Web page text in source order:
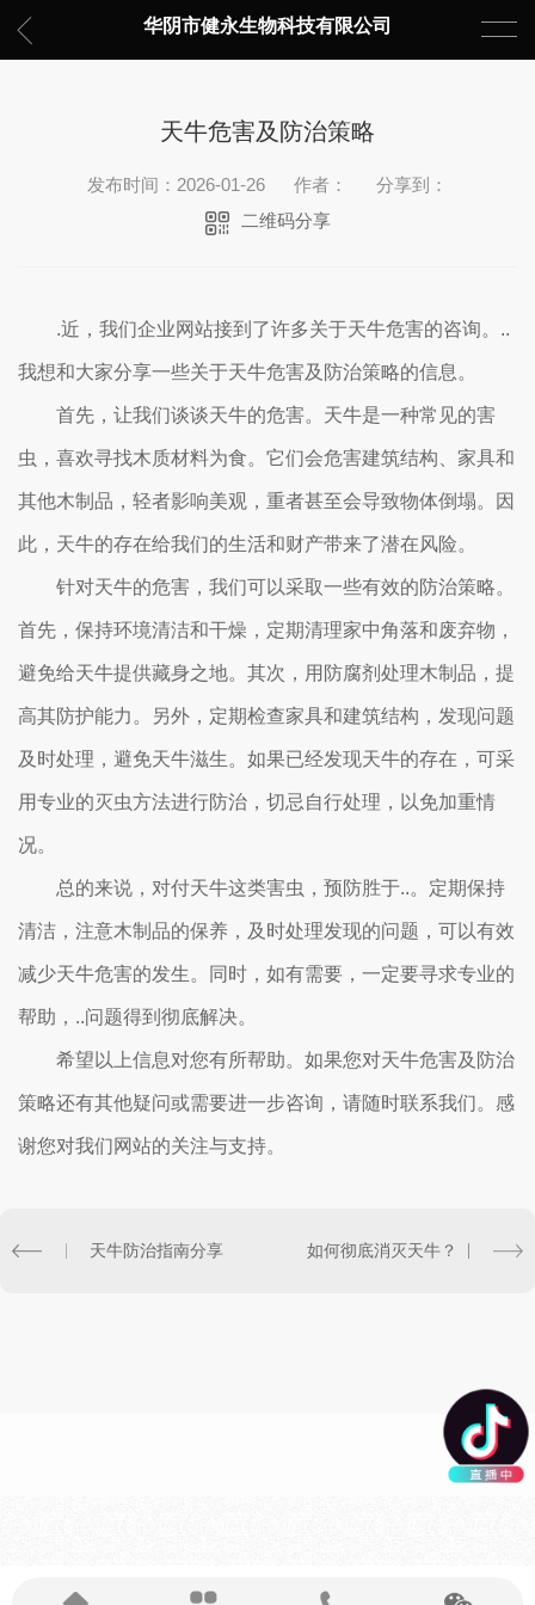
华阴市健永生物科技有限公司
天牛危害及防治策略
发布时间：2026-01-26 作者：
分享到：
二维码分享
.近，我们企业网站接到了许多关于天牛危害的咨询。..
我想和大家分享一些关于天牛危害及防治策略的信息。
首先，让我们谈谈天牛的危害。天牛是一种常见的害
虫，喜欢寻找木质材料为食。它们会危害建筑结构、家具和
其他木制品，轻者影响美观，重者甚至会导致物体倒塌。因
此，天牛的存在给我们的生活和财产带来了潜在风险。
针对天牛的危害，我们可以采取一些有效的防治策略。
首先，保持环境清洁和干燥，定期清理家中角落和废弃物，
避免给天牛提供藏身之地。其次，用防腐剂处理木制品，提
高其防护能力。另外，定期检查家具和建筑结构，发现问题
及时处理，避免天牛滋生。如果已经发现天牛的存在，可采
用专业的灭虫方法进行防治，切忌自行处理，以免加重情
况。
总的来说，对付天牛这类害虫，预防胜于..。定期保持
清洁，注意木制品的保养，及时处理发现的问题，可以有效
减少天牛危害的发生。同时，如有需要，一定要寻求专业的
帮助，..问题得到彻底解决。
希望以上信息对您有所帮助。如果您对天牛危害及防治
策略还有其他疑问或需要进一步咨询，请随时联系我们。感
谢您对我们网站的关注与支持。
天牛防治指南分享 如何彻底消灭天牛？